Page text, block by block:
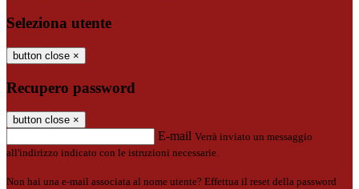
Seleziona utente
button close ×
Recupero password
button close ×
E-mail Verrà inviato un messaggio
all'indirizzo indicato con le istruzioni necessarie.
Non hai una e-mail associata al nome utente? Effettua il reset della password